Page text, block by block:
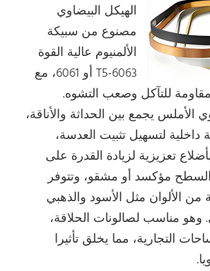
الهيكل البيضاوي
مصنوع من سبيكة
الألمنيوم عالية القوة
6063-T5 أو 6061، مع
للتآكل وصعب التشوه.
الأملس يجمع بين الحداثة والأناقة،
لتسهيل تثبيت العدسة،
تعزيزية لزيادة القدرة على
مؤكسد أو مشقو، وتتوفر
الألوان مثل الأسود والذهبي
وهو مناسب لصالونات الحلاقة،
التجارية، مما يخلق تأثيرا